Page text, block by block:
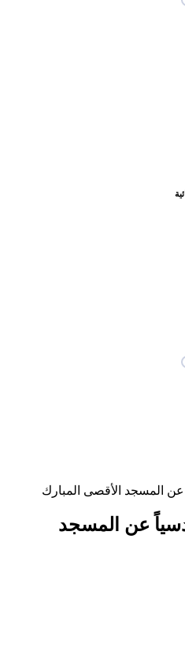
عن المسجد الأقصى المبارك
عن المسجد